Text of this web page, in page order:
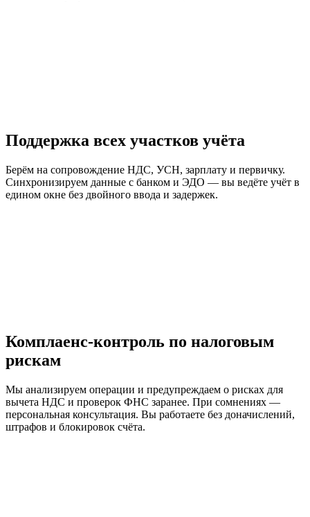
Поддержка всех участков учёта
Берём на сопровождение НДС, УСН, зарплату и первичку.
Синхронизируем данные с банком и ЭДО — вы ведёте учёт в
едином окне без двойного ввода и задержек.
Комплаенс-контроль по налоговым
рискам
Мы анализируем операции и предупреждаем о рисках для
вычета НДС и проверок ФНС заранее. При сомнениях —
персональная консультация. Вы работаете без доначислений,
штрафов и блокировок счёта.